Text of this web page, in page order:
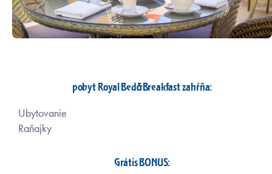
pobyt Royal Bed&Breakfast zahŕňa:
Ubytovanie
Raňajky
Grátis BONUS: